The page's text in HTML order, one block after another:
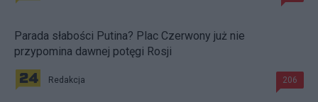
Parada słabości Putina? Plac Czerwony już nie
przypomina dawnej potęgi Rosji
Redakcja 206